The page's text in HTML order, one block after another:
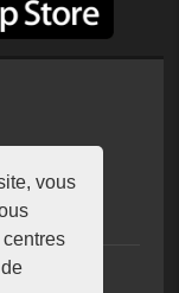
vous